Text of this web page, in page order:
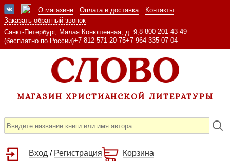
О магазине Оплата и доставка
Контакты
Заказать обратный звонок
Санкт-Петербург, Малая Конюшенная, д. 9, 8 800 201-43-49
(бесплатно по России)+7 812 571-20-75+7 964 335-07-04
МАГАЗИН ХРИСТИАНСКОЙ ЛИТЕРАТУРЫ
Вход / Регистрация Корзина